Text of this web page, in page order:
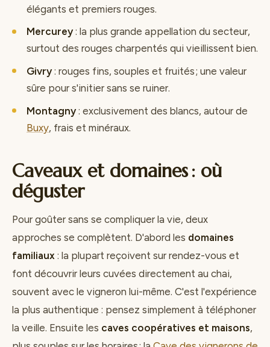
élégants et premiers rouges.
Mercurey: la plus grande appellation du secteur,
surtout des rouges charpentés qui vieillissent bien.
Givry: rouges fins, souples et fruités ; une valeur
sûre pour s'initier sans se ruiner.
Montagny: exclusivement des blancs, autour de
Buxy, frais et minéraux.
Caveaux et domaines : où
déguster
Pour goûter sans se compliquer la vie, deux
approches se complètent. D'abord les domaines
familiaux : la plupart reçoivent sur rendez-vous et
font découvrir leurs cuvées directement au chai,
souvent avec le vigneron lui-même. C'est l'expérience
la plus authentique : pensez simplement à téléphoner
la veille. Ensuite les caves coopératives et maisons,